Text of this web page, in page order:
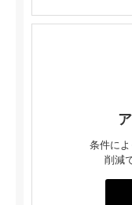
条件に
削減